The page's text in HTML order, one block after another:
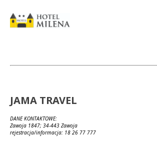
JAMA TRAVEL
DANE KONTAKTOWE:
Zawoja 1847; 34-443 Zawoja
rejestracja/informacja: 18 26 77 777